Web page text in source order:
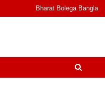
Bharat Bolega Bangla